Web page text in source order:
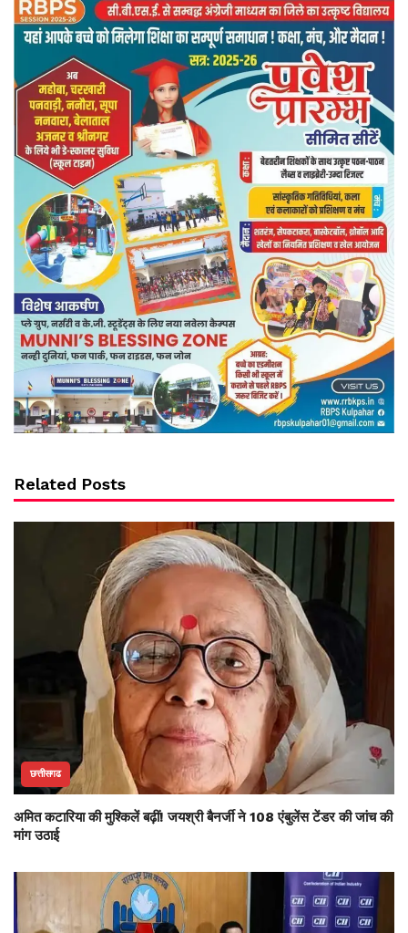
Related Posts
छत्तीसगढ
अमित कटारिया की मुश्किलें बढ़ीं! जयश्री बैनर्जी ने 108 एंबुलेंस टेंडर की जांच की
मांग उठाई